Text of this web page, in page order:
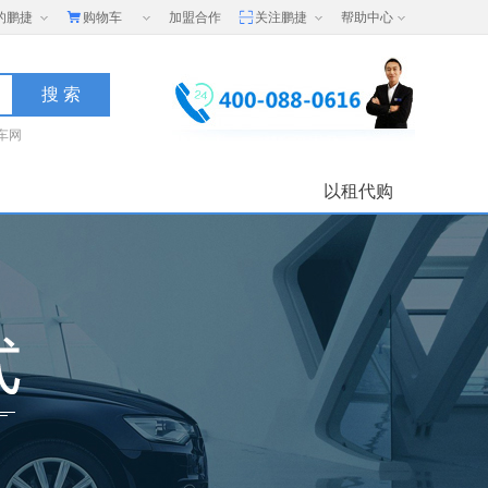
鹏捷 购物车 加盟合作 关注鹏捷 帮助中心
网
以租代购